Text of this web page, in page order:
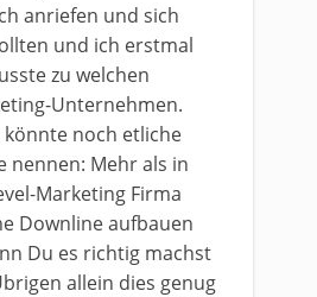
anriefen und sich
und ich erstmal
zu welchen
Unternehmen.
noch etliche
nennen: Mehr als in
Marketing Firma
Downline aufbauen
Du es richtig machst
allein dies genug